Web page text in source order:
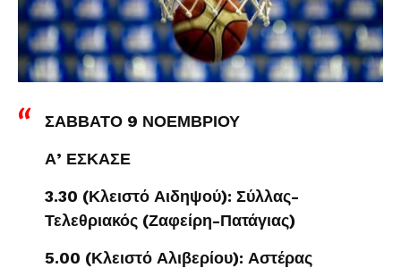
ΣΑΒΒΑΤΟ 9 ΝΟΕΜΒΡΙΟΥ
Α’ ΕΣΚΑΣΕ
3.30 (Κλειστό Αιδηψού): Σύλλας-
Τελεθριακός (Ζαφείρη-Πατάγιας)
5.00 (Κλειστό Αλιβερίου): Αστέρας